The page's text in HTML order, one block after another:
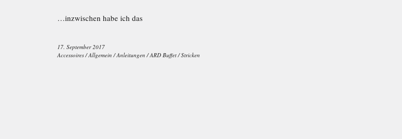
…inzwischen habe ich das
17. September 2017
Accessoires /Allgemein /Anleitungen /ARD Buffet /Stricken